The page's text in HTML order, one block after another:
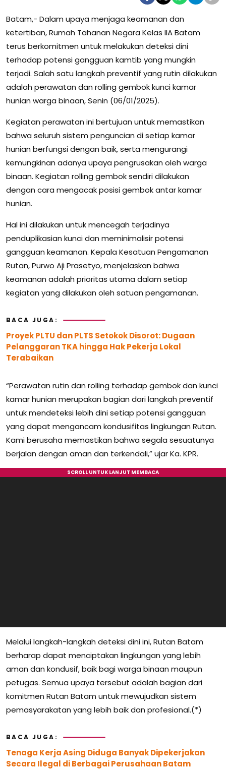
Batam,- Dalam upaya menjaga keamanan dan
ketertiban, Rumah Tahanan Negara Kelas IIA Batam
terus berkomitmen untuk melakukan deteksi dini
terhadap potensi gangguan kamtib yang mungkin
terjadi. Salah satu langkah preventif yang rutin dilakukan
adalah perawatan dan rolling gembok kunci kamar
hunian warga binaan, Senin (06/01/2025).
Kegiatan perawatan ini bertujuan untuk memastikan
bahwa seluruh sistem penguncian di setiap kamar
hunian berfungsi dengan baik, serta mengurangi
kemungkinan adanya upaya pengrusakan oleh warga
binaan. Kegiatan rolling gembok sendiri dilakukan
dengan cara mengacak posisi gembok antar kamar
hunian.
Hal ini dilakukan untuk mencegah terjadinya
penduplikasian kunci dan meminimalisir potensi
gangguan keamanan. Kepala Kesatuan Pengamanan
Rutan, Purwo Aji Prasetyo, menjelaskan bahwa
keamanan adalah prioritas utama dalam setiap
kegiatan yang dilakukan oleh satuan pengamanan.
BACA JUGA:
Proyek PLTU dan PLTS Setokok Disorot: Dugaan
Pelanggaran TKA hingga Hak Pekerja Lokal
Terabaikan
“Perawatan rutin dan rolling terhadap gembok dan kunci
kamar hunian merupakan bagian dari langkah preventif
untuk mendeteksi lebih dini setiap potensi gangguan
yang dapat mengancam kondusifitas lingkungan Rutan.
Kami berusaha memastikan bahwa segala sesuatunya
berjalan dengan aman dan terkendali,” ujar Ka. KPR.
Melalui langkah-langkah deteksi dini ini, Rutan Batam
berharap dapat menciptakan lingkungan yang lebih
aman dan kondusif, baik bagi warga binaan maupun
petugas. Semua upaya tersebut adalah bagian dari
komitmen Rutan Batam untuk mewujudkan sistem
pemasyarakatan yang lebih baik dan profesional.(*)
BACA JUGA:
Tenaga Kerja Asing Diduga Banyak Dipekerjakan
Secara Ilegal di Berbagai Perusahaan Batam